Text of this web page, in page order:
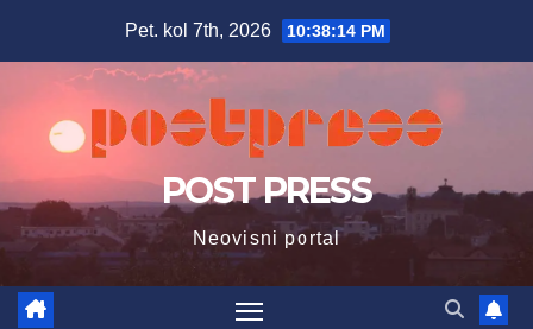
Pet. kol 7th, 2026 10:38:15 PM
POST PRESS
Neovisni portal